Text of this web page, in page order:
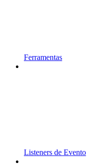
Ferramentas
Listeners de Evento